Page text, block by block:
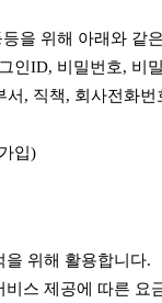
을 위해 아래와 같
인ID, 비밀번호, 비
서, 직책, 회사전화
입)
을 위해 활용합니다.
스 제공에 따른